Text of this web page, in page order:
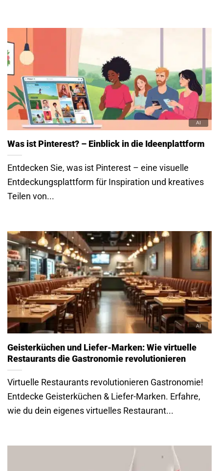
Was ist Pinterest? – Einblick in die Ideenplattform
Entdecken Sie, was ist Pinterest – eine visuelle
Entdeckungsplattform für Inspiration und kreatives
Teilen von...
Geisterküchen und Liefer-Marken: Wie virtuelle
Restaurants die Gastronomie revolutionieren
Virtuelle Restaurants revolutionieren Gastronomie!
Entdecke Geisterküchen & Liefer-Marken. Erfahre,
wie du dein eigenes virtuelles Restaurant...